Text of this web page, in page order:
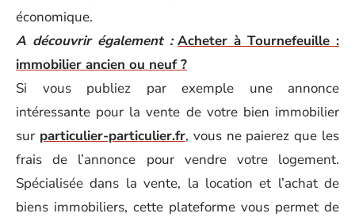
économique.
A découvrir également : Acheter à Tournefeuille :
immobilier ancien ou neuf ?
Si vous publiez par exemple une annonce
intéressante pour la vente de votre bien immobilier
sur particulier-particulier.fr, vous ne paierez que les
frais de l’annonce pour vendre votre logement.
Spécialisée dans la vente, la location et l’achat de
biens immobiliers, cette plateforme vous permet de